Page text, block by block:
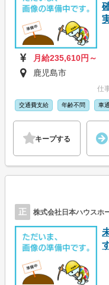
月給235,610円～
鹿児島市
仕
交通費支給 年齢不問 車
キープする
正 株式会社日本ハウス